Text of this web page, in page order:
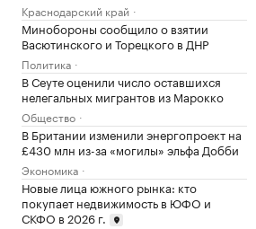
Краснодарский край
Минобороны сообщило о взятии
Васютинского и Торецкого в ДНР
Политика
В Сеуте оценили число оставшихся
нелегальных мигрантов из Марокко
Общество
В Британии изменили энергопроект на
£430 млн из-за «могилы» эльфа Добби
Экономика
Новые лица южного рынка: кто
покупает недвижимость в ЮФО и
СКФО в 2026 г.